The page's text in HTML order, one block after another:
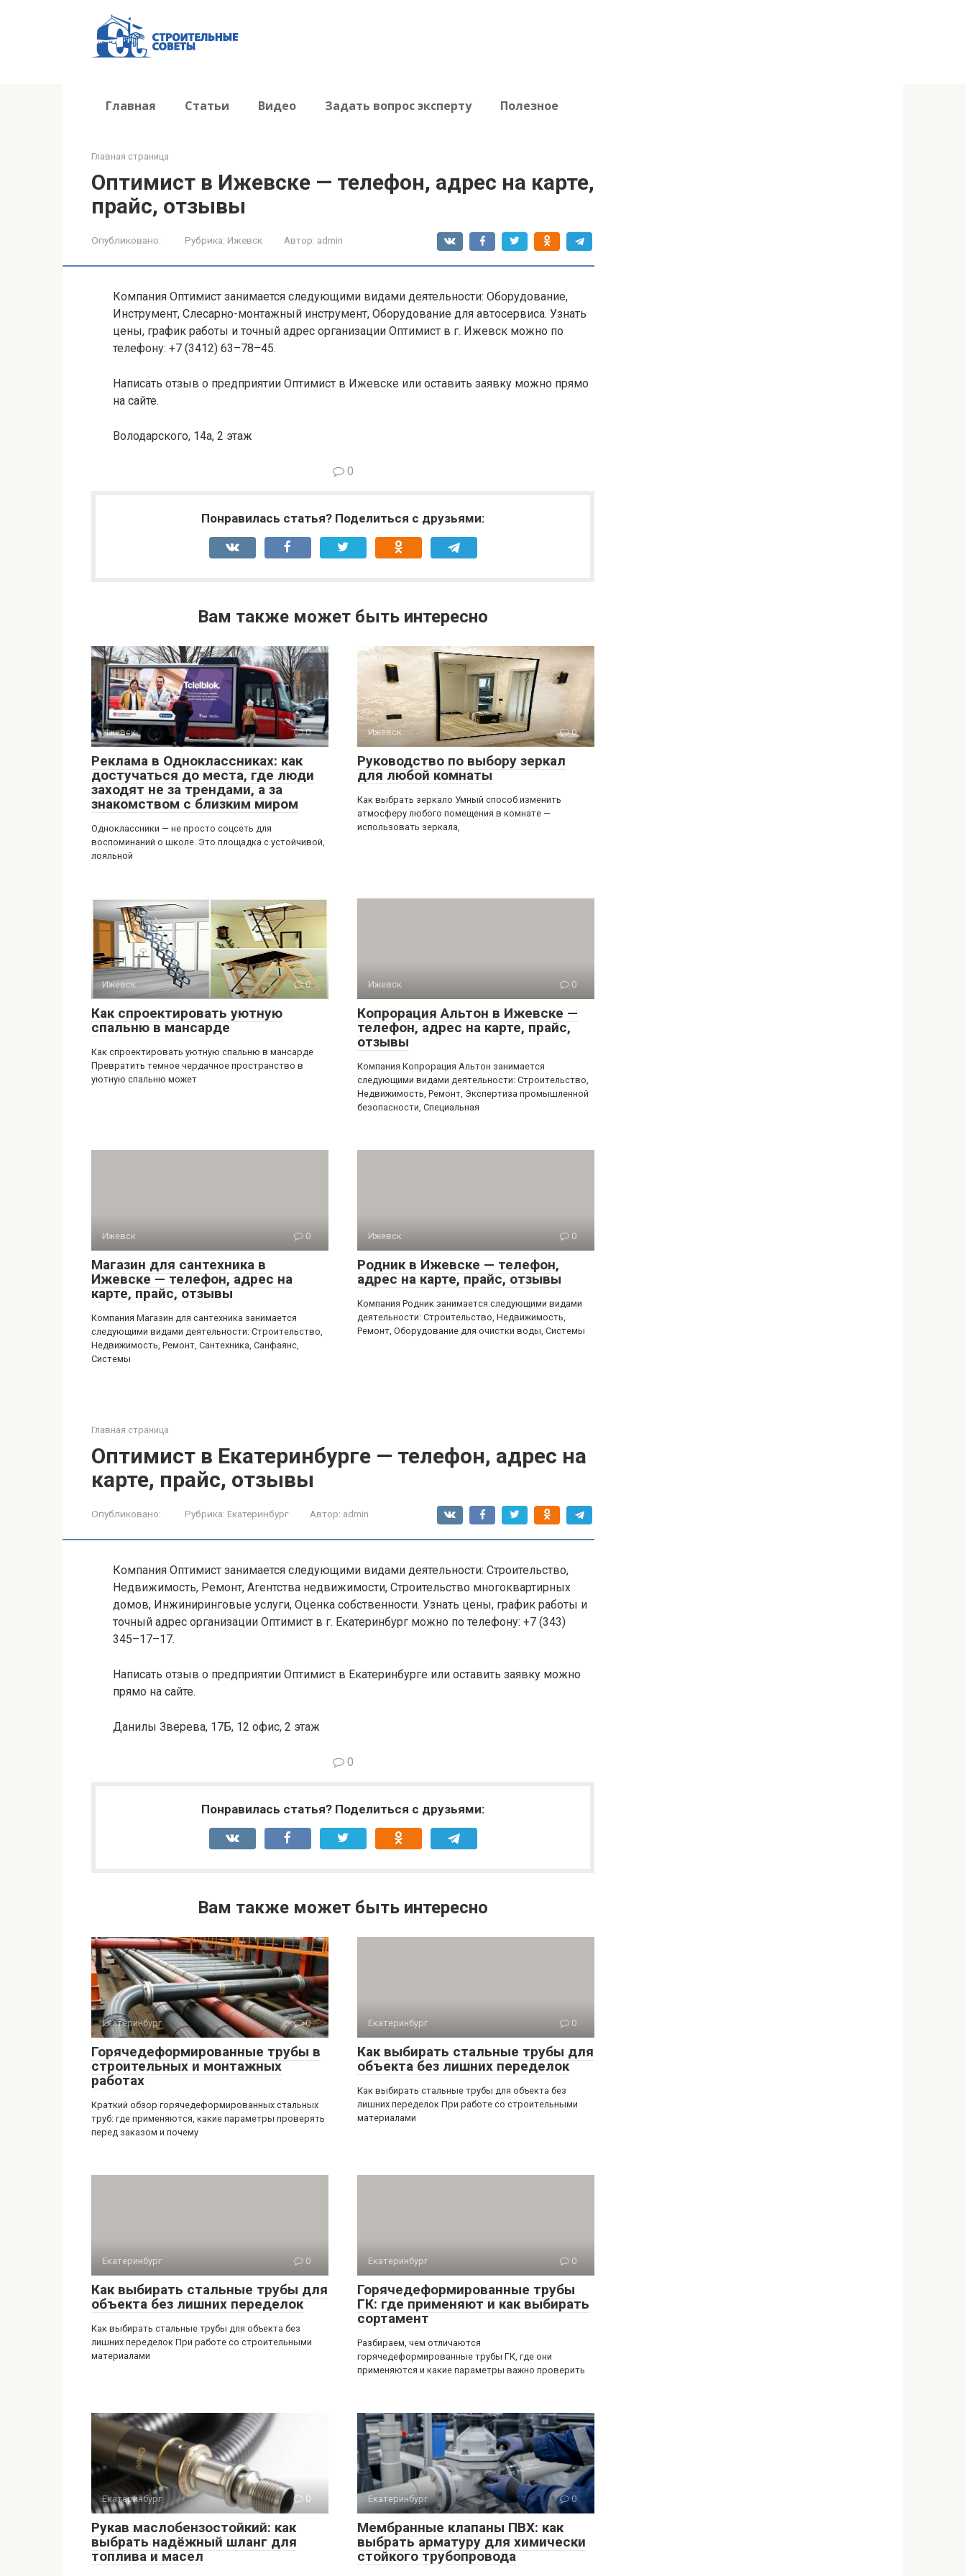
Главная Статьи Видео Задать вопрос эксперту Полезное
Главная страница
Оптимист в Ижевске — телефон, адрес на карте,
прайс, отзывы
Опубликовано: Рубрика: Ижевск Автор: admin
Компания Оптимист занимается следующими видами деятельности: Оборудование,
Инструмент, Слесарно-монтажный инструмент, Оборудование для автосервиса. Узнать
цены, график работы и точный адрес организации Оптимист в г. Ижевск можно по
телефону: +7 (3412) 63–78–45.
Написать отзыв о предприятии Оптимист в Ижевске или оставить заявку можно прямо
на сайте.
Володарского, 14а, 2 этаж
0
Понравилась статья? Поделиться с друзьями:
Вам также может быть интересно
Ижевск 0
Реклама в Одноклассниках: как
достучаться до места, где люди
заходят не за трендами, а за
знакомством с близким миром
Одноклассники — не просто соцсеть для
воспоминаний о школе. Это площадка с устойчивой,
лояльной
Ижевск 0
Руководство по выбору зеркал
для любой комнаты
Как выбрать зеркало Умный способ изменить
атмосферу любого помещения в комнате —
использовать зеркала,
Ижевск 0
Как спроектировать уютную
спальню в мансарде
Как спроектировать уютную спальню в мансарде
Превратить темное чердачное пространство в
уютную спальню может
Ижевск 0
Копрорация Альтон в Ижевске —
телефон, адрес на карте, прайс,
отзывы
Компания Копрорация Альтон занимается
следующими видами деятельности: Строительство,
Недвижимость, Ремонт, Экспертиза промышленной
безопасности, Специальная
Ижевск 0
Магазин для сантехника в
Ижевске — телефон, адрес на
карте, прайс, отзывы
Компания Магазин для сантехника занимается
следующими видами деятельности: Строительство,
Недвижимость, Ремонт, Сантехника, Санфаянс,
Системы
Ижевск 0
Родник в Ижевске — телефон,
адрес на карте, прайс, отзывы
Компания Родник занимается следующими видами
деятельности: Строительство, Недвижимость,
Ремонт, Оборудование для очистки воды, Системы
Главная страница
Оптимист в Екатеринбурге — телефон, адрес на
карте, прайс, отзывы
Опубликовано: Рубрика: Екатеринбург Автор: admin
Компания Оптимист занимается следующими видами деятельности: Строительство,
Недвижимость, Ремонт, Агентства недвижимости, Строительство многоквартирных
домов, Инжиниринговые услуги, Оценка собственности. Узнать цены, график работы и
точный адрес организации Оптимист в г. Екатеринбург можно по телефону: +7 (343)
345–17–17.
Написать отзыв о предприятии Оптимист в Екатеринбурге или оставить заявку можно
прямо на сайте.
Данилы Зверева, 17Б, 12 офис, 2 этаж
0
Понравилась статья? Поделиться с друзьями:
Вам также может быть интересно
Екатеринбург 0
Горячедеформированные трубы в
строительных и монтажных
работах
Краткий обзор горячедеформированных стальных
труб: где применяются, какие параметры проверять
перед заказом и почему
Екатеринбург 0
Как выбирать стальные трубы для
объекта без лишних переделок
Как выбирать стальные трубы для объекта без
лишних переделок При работе со строительными
материалами
Екатеринбург 0
Как выбирать стальные трубы для
объекта без лишних переделок
Как выбирать стальные трубы для объекта без
лишних переделок При работе со строительными
материалами
Екатеринбург 0
Горячедеформированные трубы
ГК: где применяют и как выбирать
сортамент
Разбираем, чем отличаются
горячедеформированные трубы ГК, где они
применяются и какие параметры важно проверить
Екатеринбург 0
Рукав маслобензостойкий: как
выбрать надёжный шланг для
топлива и масел
Екатеринбург 0
Мембранные клапаны ПВХ: как
выбрать арматуру для химически
стойкого трубопровода